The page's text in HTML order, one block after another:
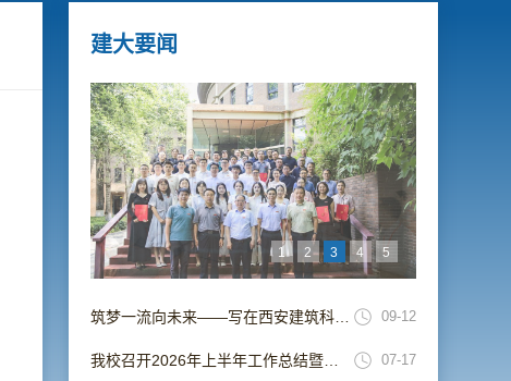
建大要闻
1 2 3 4 5
09-12
07-17